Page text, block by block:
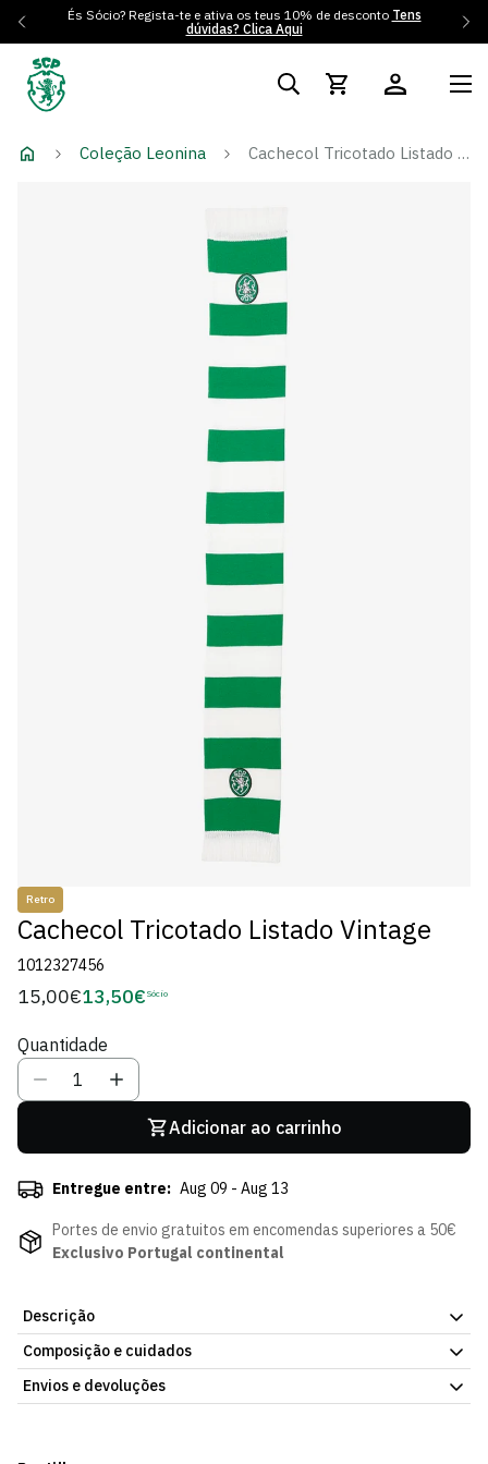
És Sócio? Regista-te e ativa os teus 10% de desconto Tens
dúvidas? Clica Aqui
Coleção Leonina Cachecol Tricotado Listado Vintage
Retro
Cachecol Tricotado Listado Vintage
1012327456
Preço
15,00€ Preço
Sócio
13,50€ Sócio
Quantidade
Adicionar ao carrinho
Entregue entre: Aug 09 - Aug 13
Portes de envio gratuitos em encomendas superiores a 50€
Exclusivo Portugal continental
Descrição
Há peças que nunca saem de moda e este cachecol é uma delas.
O Cachecol Tricotado Listado Vintage do Sporting CP é uma
homenagem ao estilo clássico dos adeptos de sempre, com as
Composição e cuidados
Envios e devoluções